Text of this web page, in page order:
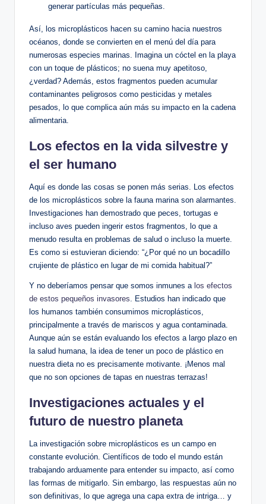
generar partículas más pequeñas.
Así, los microplásticos hacen su camino hacia nuestros
océanos, donde se convierten en el menú del día para
numerosas especies marinas. Imagina un cóctel en la playa
con un toque de plásticos; no suena muy apetitoso,
¿verdad? Además, estos fragmentos pueden acumular
contaminantes peligrosos como pesticidas y metales
pesados, lo que complica aún más su impacto en la cadena
alimentaria.
Los efectos en la vida silvestre y
el ser humano
Aquí es donde las cosas se ponen más serias. Los efectos
de los microplásticos sobre la fauna marina son alarmantes.
Investigaciones han demostrado que peces, tortugas e
incluso aves pueden ingerir estos fragmentos, lo que a
menudo resulta en problemas de salud o incluso la muerte.
Es como si estuvieran diciendo: “¿Por qué no un bocadillo
crujiente de plástico en lugar de mi comida habitual?”
Y no deberíamos pensar que somos inmunes a los efectos
de estos pequeños invasores. Estudios han indicado que
los humanos también consumimos microplásticos,
principalmente a través de mariscos y agua contaminada.
Aunque aún se están evaluando los efectos a largo plazo en
la salud humana, la idea de tener un poco de plástico en
nuestra dieta no es precisamente motivante. ¡Menos mal
que no son opciones de tapas en nuestras terrazas!
Investigaciones actuales y el
futuro de nuestro planeta
La investigación sobre microplásticos es un campo en
constante evolución. Científicos de todo el mundo están
trabajando arduamente para entender su impacto, así como
las formas de mitigarlo. Sin embargo, las respuestas aún no
son definitivas, lo que agrega una capa extra de intriga… y